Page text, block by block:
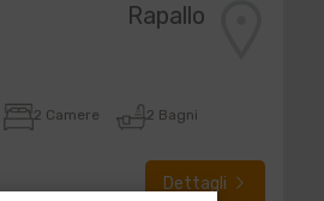
Rapallo
2 Camere 2 Bagni
Dettagli